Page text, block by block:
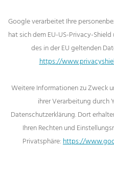
Google verarbeitet Ihre
hat sich dem EU-US-Privacy-
des in der EU geltenden
https://
Weitere Informationen zu Zweck
ihrer Verarbeitung durch
Datenschutzerklärung. Dort
Ihren Rechten und
Privatsphäre: https://